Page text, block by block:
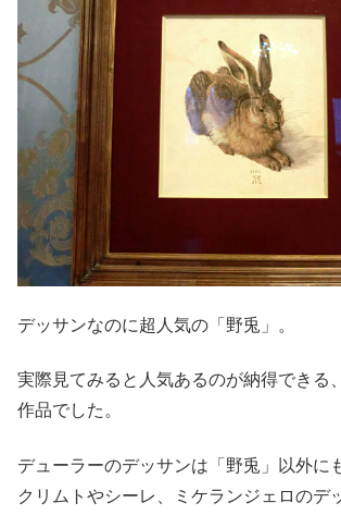
デッサンなのに超人気の「野兎」。
実際見てみると人気あるのが納得できる
作品でした。
デューラーのデッサンは「野兎」以外に
クリムトやシーレ、ミケランジェロのデ